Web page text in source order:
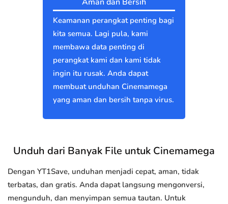
Keamanan perangkat penting bagi
kita semua. Lagi pula, kami
membawa data penting di
perangkat kami dan kami tidak
ingin itu rusak. Anda dapat
membuat unduhan Cinemamega
yang aman dan bersih tanpa virus.
Unduh dari Banyak File untuk Cinemamega
Dengan YT1Save, unduhan menjadi cepat, aman, tidak
terbatas, dan gratis. Anda dapat langsung mengonversi,
mengunduh, dan menyimpan semua tautan. Untuk